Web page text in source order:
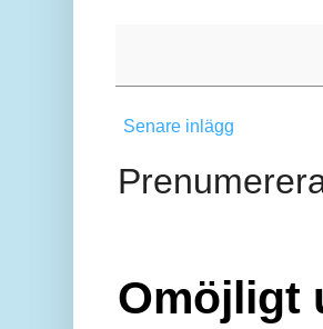
Senare inlägg
Omöjligt